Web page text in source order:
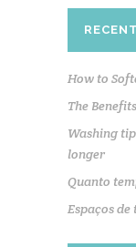
How to
The
Washing
longer
Quanto
Espaços